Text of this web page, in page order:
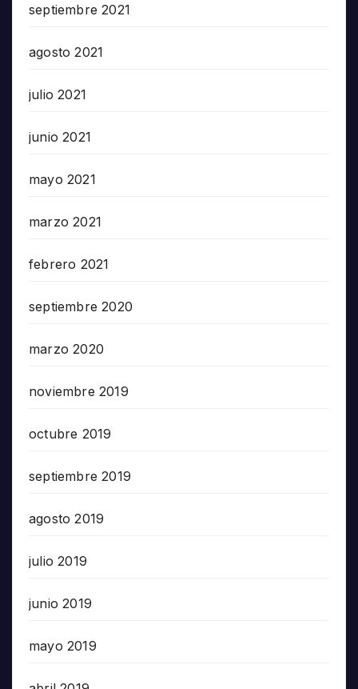
septiembre 2021
agosto 2021
julio 2021
junio 2021
mayo 2021
marzo 2021
febrero 2021
septiembre 2020
marzo 2020
noviembre 2019
octubre 2019
septiembre 2019
agosto 2019
julio 2019
junio 2019
mayo 2019